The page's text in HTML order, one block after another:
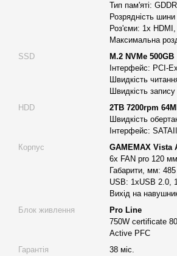
Обробка фото та Photoshop
Adobe Photoshop: Швидка
Adobe Lightroom: Масова
: Векторна графіка
: Потужний інструмент
Розробка ігор та проектування:
: Створення
: Розробка ігор для
: Проектування та
: Інженерне
Опис конфігурації робочої
Ця робоча станція побудована на
Тип пам'яті:
Розрядність шини
Роз'єми: 1х
Максимальна
SSD
M.2 NVMe 500GB
Інтерфейс: PCI-
Швидкість
Швидкість
HDD
2TB 7200rpm
Швидкість
Інтерфейс: SATAIII
Корпус
GAMEMAX Vista
6x FAN pro 120
Габарити, мм:
USB: 1xUSB 2.0,
Вихід на
Блок живлення
Pro Line
750W certificate
Active PFC
Гарантія
38 міс.